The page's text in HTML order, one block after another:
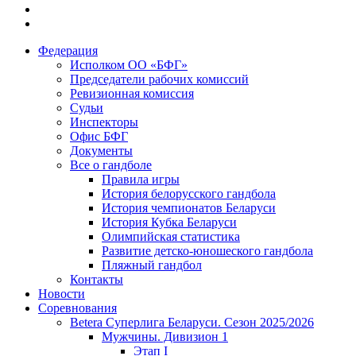
Федерация
Исполком ОО «БФГ»
Председатели рабочих комиссий
Ревизионная комиссия
Судьи
Инспекторы
Офис БФГ
Документы
Все о гандболе
Правила игры
История белорусского гандбола
История чемпионатов Беларуси
История Кубка Беларуси
Олимпийская статистика
Развитие детско-юношеского гандбола
Пляжный гандбол
Контакты
Новости
Соревнования
Betera Суперлига Беларуси. Сезон 2025/2026
Мужчины. Дивизион 1
Этап I